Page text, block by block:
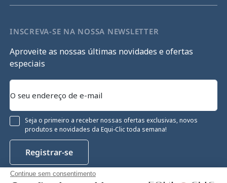
Continue sem consentimento
INSCREVA-SE NA NOSSA NEWSLETTER
Aproveite as nossas últimas novidades e ofertas
especiais
Seja o primeiro a receber nossas ofertas exclusivas, novos
produtos e novidades da Equi-Clic toda semana!
Registrar-se